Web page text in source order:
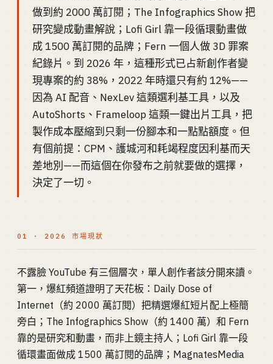
做到約 2000 萬訂閱；The Infographics Show 把
研究變成動畫解說；Lofi Girl 靠一段循環動畫做
成 1500 萬訂閱的品牌；Fern 一個人做 3D 罪案
紀錄片。到 2026 年，這種形式已占新創作者變
現專案的約 38%，2022 年時還只有約 12%——
因為 AI 配音、NexLev 這類選利基工具，以及
AutoShorts、Frameloop 這類一鍵出片工具，把
製作成本壓縮到只剩一份腳本和一點點額度。但
有個前提：CPM、護城河和耗竭程度因利基而天
差地別——而這個在你發布之前就要做的選擇，
決定了一切。
01 · 2026 市場現狀
不露臉 YouTube 有三個層次，單人創作者該分開來讀。
第一，爆紅頻道證明了天花板：Daily Dose of
Internet（約 2000 萬訂閱）把精選爆紅短片配上極簡
旁白；The Infographics Show（約 1400 萬）和 Fern
靠的是研究和動畫，而非上鏡主持人；Lofi Girl 靠一段
循環畫面做成 1500 萬訂閱的品牌；MagnatesMedia